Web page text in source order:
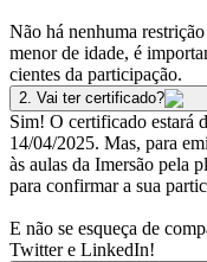
Não há nenhuma
menor de idade, é
cientes da participação.
2 Vai ter certificado?
Sim! O certificado estará
14/04/2025. Mas, para
às aulas da Imersão pela
para confirmar a sua
E não se esqueça de
Twitter e LinkedIn!